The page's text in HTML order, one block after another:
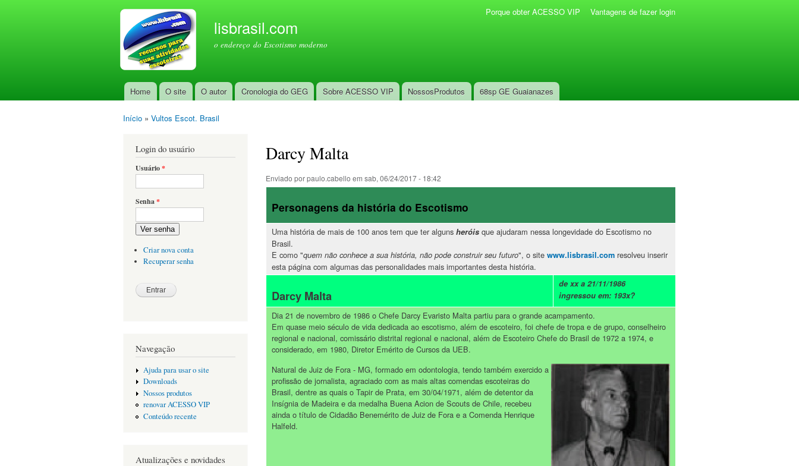
lisbrasil.com
o endereço do Escotismo moderno
Menu principal
Home O site O autor Cronologia do GEG Sobre ACESSO VIP NossosProdutos 68sp GE Guaianazes
Porque obter ACESSO VIP Vantagens de fazer login
Início » Vultos Escot. Brasil
Login do usuário
Usuário*
Senha*
Ver senha
Criar nova conta
Recuperar senha
Navegação
Ajuda para usar o site
Downloads
Nossos produtos
renovar ACESSO VIP
Conteúdo recente
Atualizações e novidades
Darcy Malta
Enviado porpaulo.cabello em sab, 06/24/2017 - 18:42
Personagens da história do Escotismo
Uma história de mais de 100 anos tem que ter alguns heróis que ajudaram nessa longevidade do Escotismo no
Brasil.
E como "quem não conhece a sua história, não pode construir seu futuro", o site www.lisbrasil.com resolveu inserir
esta página com algumas das personalidades mais importantes desta história.
Darcy Malta
de xx a 21/11/1986
ingressou em: 193x?
Dia 21 de novembro de 1986 o Chefe Darcy Evaristo Malta partiu para o grande acampamento.
Em quase meio século de vida dedicada ao escotismo, além de escoteiro, foi chefe de tropa e de grupo, conselheiro
regional e nacional, comissário distrital regional e nacional, além de Escoteiro Chefe do Brasil de 1972 a 1974, e
considerado, em 1980, Diretor Emérito de Cursos da UEB.
Natural de Juiz de Fora - MG, formado em odontologia, tendo também exercido a
profissão de jornalista, agraciado com as mais altas comendas escoteiras do
Brasil, dentre as quais o Tapir de Prata, em 30/04/1971, além de detentor da
Insígnia de Madeira e da medalha Buena Acion de Scouts de Chile, recebeu
ainda o título de Cidadão Benemérito de Juiz de Fora e a Comenda Henrique
Halfeld.